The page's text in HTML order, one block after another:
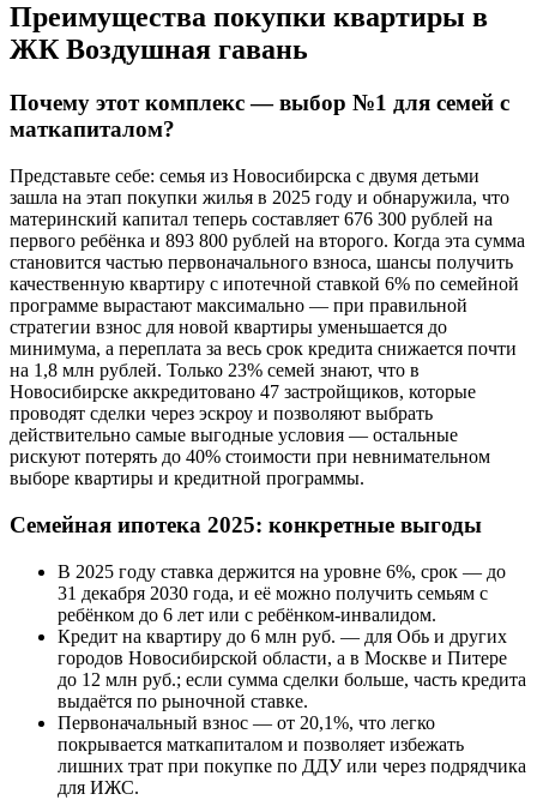
Преимущества покупки квартиры в
ЖК Воздушная гавань
Почему этот комплекс — выбор №1 для семей с
маткапиталом?
Представьте себе: семья из Новосибирска с двумя детьми
зашла на этап покупки жилья в 2025 году и обнаружила, что
материнский капитал теперь составляет 676 300 рублей на
первого ребёнка и 893 800 рублей на второго. Когда эта сумма
становится частью первоначального взноса, шансы получить
качественную квартиру с ипотечной ставкой 6% по семейной
программе вырастают максимально — при правильной
стратегии взнос для новой квартиры уменьшается до
минимума, а переплата за весь срок кредита снижается почти
на 1,8 млн рублей. Только 23% семей знают, что в
Новосибирске аккредитовано 47 застройщиков, которые
проводят сделки через эскроу и позволяют выбрать
действительно самые выгодные условия — остальные
рискуют потерять до 40% стоимости при невнимательном
выборе квартиры и кредитной программы.
Семейная ипотека 2025: конкретные выгоды
В 2025 году ставка держится на уровне 6%, срок — до
31 декабря 2030 года, и её можно получить семьям с
ребёнком до 6 лет или с ребёнком-инвалидом.
Кредит на квартиру до 6 млн руб. — для Обь и других
городов Новосибирской области, а в Москве и Питере
до 12 млн руб.; если сумма сделки больше, часть кредита
выдаётся по рыночной ставке.
Первоначальный взнос — от 20,1%, что легко
покрывается маткапиталом и позволяет избежать
лишних трат при покупке по ДДУ или через подрядчика
для ИЖС.